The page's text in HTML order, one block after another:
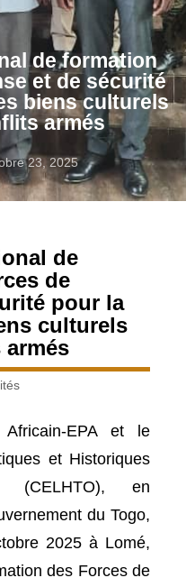
de formation
et de sécurité
biens culturels
armés
23, 2025
de
de
pour la
culturels
Africain-EPA et le
et Historiques
(CELHTO), en
du Togo,
2025 à Lomé,
des Forces de